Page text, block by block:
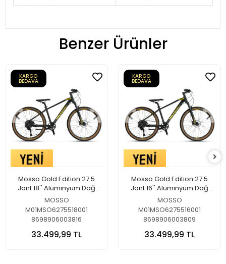
Benzer Ürünler
KARGO
BEDAVA
Mosso Gold Edition 27.5
Jant 18'' Alüminyum Dağ
Bisikleti Mat Siyah-Gold
MOSSO
M01MSO6275518001
8698906003816
33.499,99 TL
KARGO
BEDAVA
Mosso Gold Edition 27.5
Jant 16'' Alüminyum Dağ
Bisikleti Mat Siyah-Gold
MOSSO
M01MSO6275516001
8698906003809
33.499,99 TL